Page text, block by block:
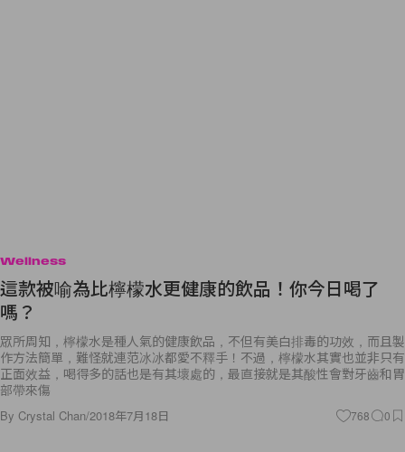
Wellness
這款被喻為比檸檬水更健康的飲品！你今日喝了
嗎？
眾所周知，檸檬水是種人氣的健康飲品，不但有美白排毒的功效，而且製
作方法簡單，難怪就連范冰冰都愛不釋手！不過，檸檬水其實也並非只有
正面效益，喝得多的話也是有其壞處的，最直接就是其酸性會對牙齒和胃
部帶來傷
By Crystal Chan/2018年7月18日 768 0